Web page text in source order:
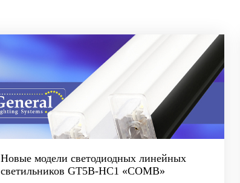
Новые модели светодиодных линейных
светильников GT5B-HC1 «COMB»